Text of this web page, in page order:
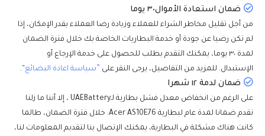
ضمان استعادة الأموال٣٠ يوما
من أجل تقليل مخاطر الشراء للعملاء وزيادة رضا العملاء بقدر الإمكان، إذا
لم تكن رضيا عن جودة أو خدمة البطاريات الخاصة بك خلال فترة الضمان
لمدة ٣٠ يوما، يمكنك التقدم بطلب للحصول على خدمة الإرجاع أو
الإستبدال. للمزيد من التفاصيل، يرجى النقر على ”سياسة اعادة البضائع“.
ضمان لدمة ١٢ شهرا
على الرغم من انخفاض معدل فشل بطارية لـUAEBattery ، إلا أننا ما زلنا
نقدم ضمانا لمدة عام لبطارية Acer AS10E76. خلال فترة الضمان، طالما
كانت هناك مشكلة في البطارية، يمكنك الإتصال بنا لتقديم المعلومات لنا،